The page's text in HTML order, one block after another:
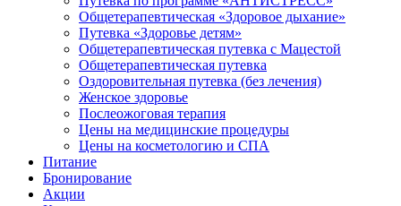
Общетерапевтическая «Здоровое дыхание»
Путевка «Здоровье детям»
Общетерапевтическая путевка с Мацестой
Общетерапевтическая путевка
Оздоровительная путевка (без лечения)
Женское здоровье
Послеожоговая терапия
Цены на медицинские процедуры
Цены на косметологию и СПА
Питание
Бронирование
Акции